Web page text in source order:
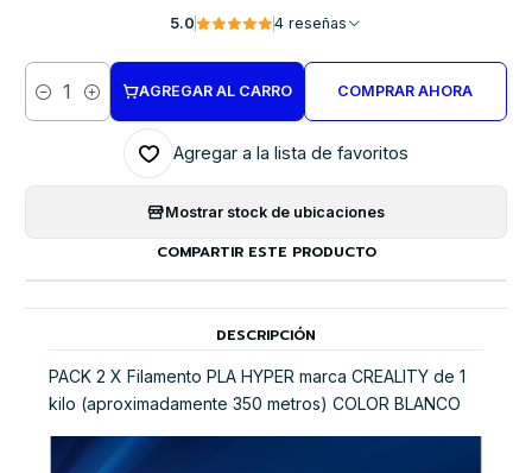
5.0 4 reseñas
Cantidad
AGREGAR AL CARRO COMPRAR AHORA
Agregar a la lista de favoritos
Mostrar stock de ubicaciones
COMPARTIR ESTE PRODUCTO
DESCRIPCIÓN
PACK 2 X Filamento PLA HYPER marca CREALITY de 1
kilo (aproximadamente 350 metros) COLOR BLANCO